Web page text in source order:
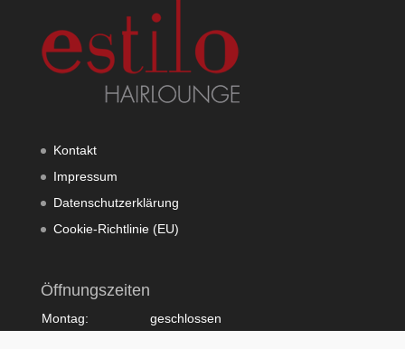
Kontakt
Impressum
Datenschutzerklärung
Cookie-Richtlinie (EU)
Öffnungszeiten
Montag:
geschlossen